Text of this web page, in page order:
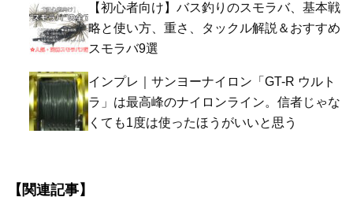
【初心者向け】バス釣りのスモラバ、基本戦
略と使い方、重さ、タックル解説＆おすすめ
スモラバ9選
インプレ｜サンヨーナイロン「GT-R ウルト
ラ」は最高峰のナイロンライン。信者じゃな
くても1度は使ったほうがいいと思う
【関連記事】